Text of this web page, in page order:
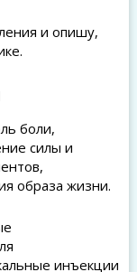
и опишу,
боли,
силы и
образа жизни.
инъекции